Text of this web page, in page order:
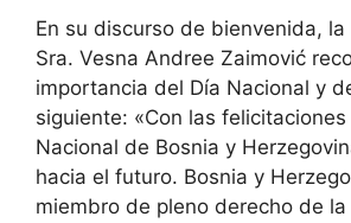
En su discurso de bienvenida, la
Sra. Vesna Andree Zaimović
importancia del Día Nacional y
siguiente: «Con las felicitaciones
Nacional de Bosnia y
hacia el futuro. Bosnia y
miembro de pleno derecho de la